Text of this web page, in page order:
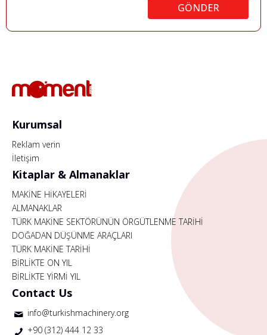
GÖNDER
Kurumsal
Reklam verin
İletişim
Kitaplar & Almanaklar
MAKİNE HİKAYELERİ
ALMANAKLAR
TÜRK MAKİNE SEKTÖRÜNÜN ÖRGÜTLENME TARİHİ
DOĞADAN DÜŞÜNME ARAÇLARI
TÜRK MAKİNE TARİHİ
BİRLİKTE ON YIL
BİRLİKTE YİRMİ YIL
Contact Us
info@turkishmachinery.org
+90 (312) 444 12 33